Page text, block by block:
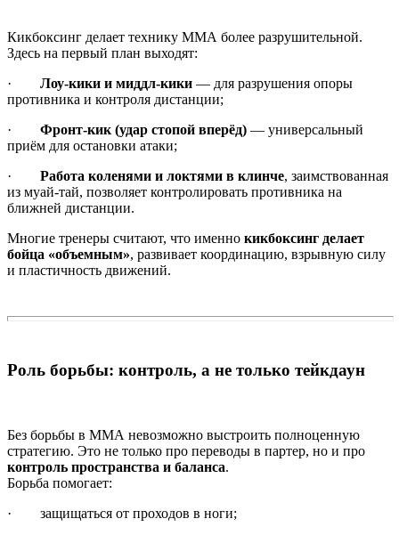
Кикбоксинг делает технику ММА более разрушительной.
Здесь на первый план выходят:
· Лоу-кики и миддл-кики — для разрушения опоры
противника и контроля дистанции;
· Фронт-кик (удар стопой вперёд) — универсальный
приём для остановки атаки;
· Работа коленями и локтями в клинче, заимствованная
из муай-тай, позволяет контролировать противника на
ближней дистанции.
Многие тренеры считают, что именно кикбоксинг делает
бойца «объемным», развивает координацию, взрывную силу
и пластичность движений.
Роль борьбы: контроль, а не только тейкдаун
Без борьбы в ММА невозможно выстроить полноценную
стратегию. Это не только про переводы в партер, но и про
контроль пространства и баланса.
Борьба помогает:
· защищаться от проходов в ноги;